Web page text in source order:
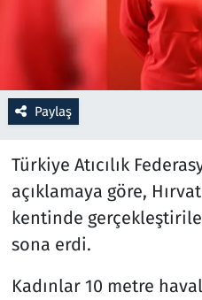
Paylaş
Türkiye Atıcılık
açıklamaya göre,
kentinde
sona erdi.
Kadınlar 10 metre
Rüya Tabirleri
Savunma Sanayi
Spor
Teknoloji ve Bilim
Televizyon